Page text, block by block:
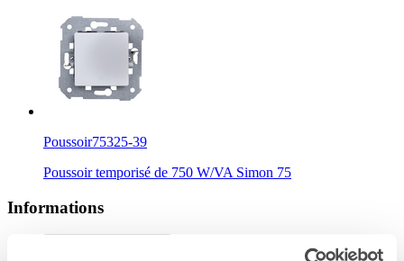
Poussoir75325-39
Poussoir temporisé de 750 W/VA Simon 75
Informations